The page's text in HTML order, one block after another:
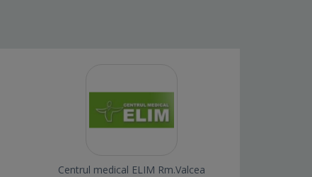
Centrul medical ELIM Rm.Valcea